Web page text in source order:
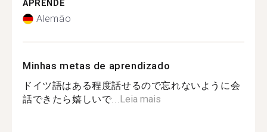
APRENDE
Alemão
Minhas metas de aprendizado
ドイツ語はある程度話せるので忘れないように会
話できたら嬉しいで...Leia mais